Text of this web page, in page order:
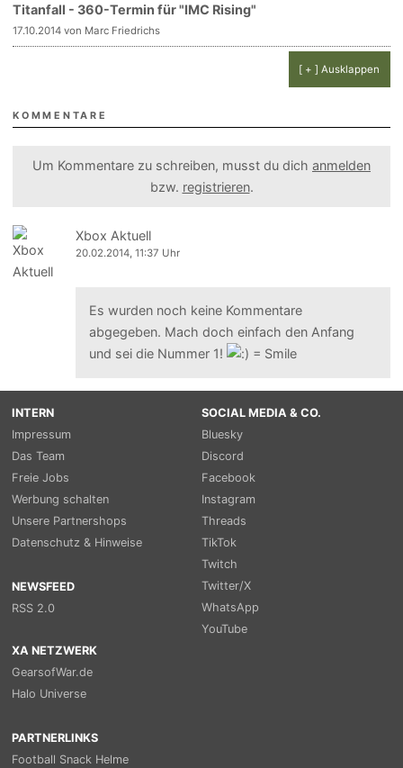
Titanfall - 360-Termin für "IMC Rising"
17.10.2014 von Marc Friedrichs
[ + ] Ausklappen
KOMMENTARE
Um Kommentare zu schreiben, musst du dich anmelden
bzw. registrieren.
Xbox Aktuell
20.02.2014, 11:37 Uhr
Es wurden noch keine Kommentare
abgegeben. Mach doch einfach den Anfang
und sei die Nummer 1!
INTERN
Impressum
Das Team
Freie Jobs
Werbung schalten
Unsere Partnershops
Datenschutz & Hinweise
NEWSFEED
RSS 2.0
SOCIAL MEDIA & CO.
Bluesky
Discord
Facebook
Instagram
Threads
TikTok
Twitch
Twitter/X
WhatsApp
YouTube
XA NETZWERK
GearsofWar.de
Halo Universe
PARTNERLINKS
Football Snack Helme